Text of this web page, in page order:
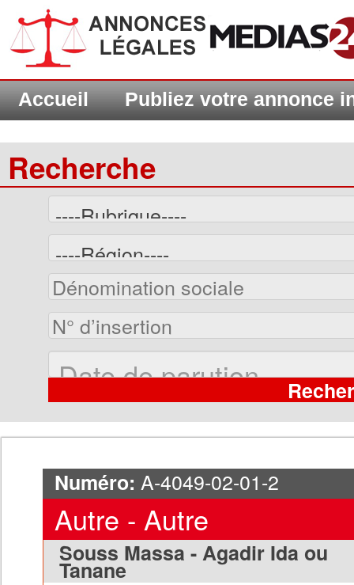
Accueil Publiez votre annonce
Recherche
Numéro: A-4049-02-01-2
Autre - Autre
Souss Massa - Agadir Ida ou
Tanane